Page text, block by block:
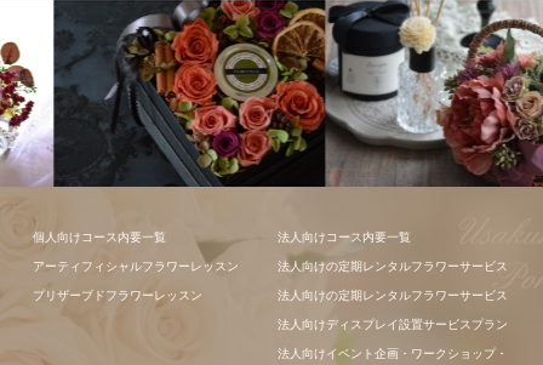
ンジメント
ンジメント
個人向けコース内要一覧
アーティフィシャルフラワーレッスン
プリザーブドフラワーレッスン
法人向けコース内要一覧
法人向けの定期レンタルフラワーサービス
法人向けの定期レンタルフラワーサービス
法人向けディスプレイ設置サービスプラン
法人向けイベント企画・ワークショップ・